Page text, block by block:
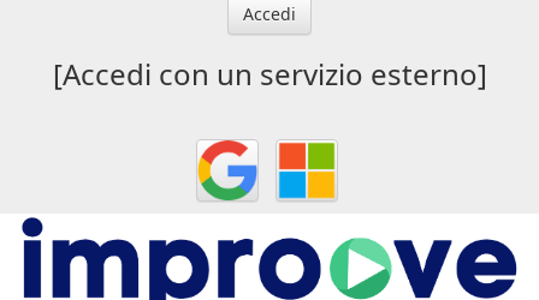
Accedi
[Accedi con un servizio esterno]